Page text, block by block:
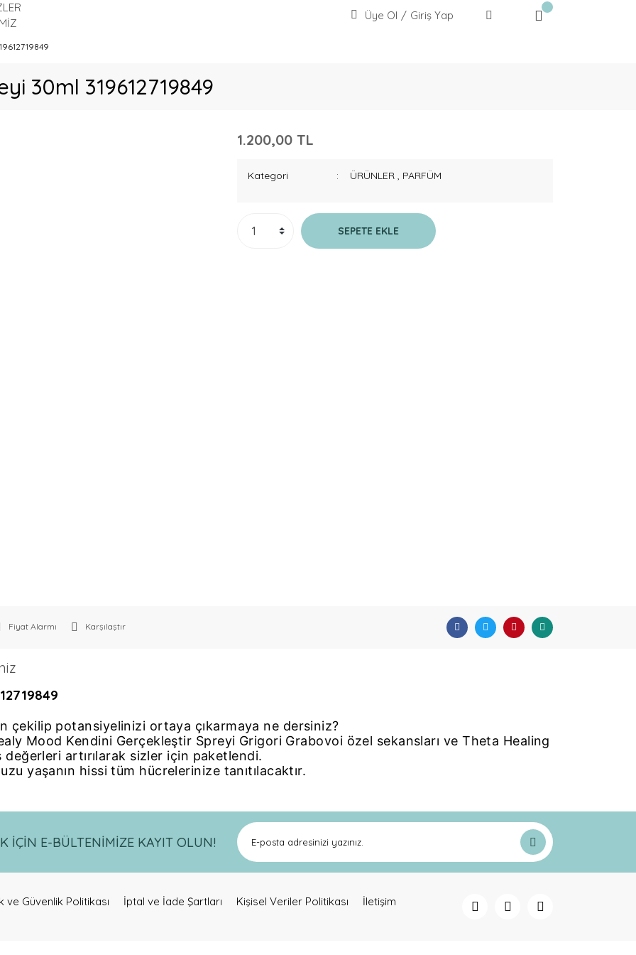
Üye Ol / Giriş Yap
30ml 319612719849
1.200,00 TL
Kategori ÜRÜNLER , PARFÜM
SEPETE EKLE
Fiyat Alarmı Karşılaştır
çekilip potansiyelinizi ortaya çıkarmaya ne dersiniz?
Mood Kendini Gerçekleştir Spreyi Grigori Grabovoi özel sekansları ve Theta Healing
artırılarak sizler için paketlendi.
yaşanın hissi tüm hücrelerinize tanıtılacaktır.
İÇİN E-BÜLTENİMİZE KAYIT OLUN!
ve Güvenlik Politikası İptal ve İade Şartları Kişisel Veriler Politikası İletişim